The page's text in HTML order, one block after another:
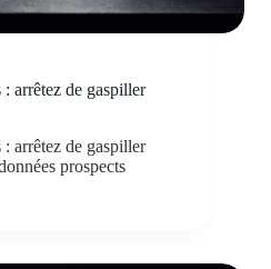
: arrêtez de gaspiller
: arrêtez de gaspiller
prospects